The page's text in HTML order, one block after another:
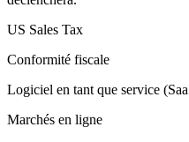
US Sales Tax
Conformité fiscale
Logiciel en tant que service
Marchés en ligne